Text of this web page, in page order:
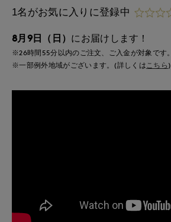
1名がお気に入りに登録中
8月9日（日） にお届けします！
※26時間 55分以内のご注文、ご入金が対象です。
※一部例外地域がございます。(詳しくはこちら )